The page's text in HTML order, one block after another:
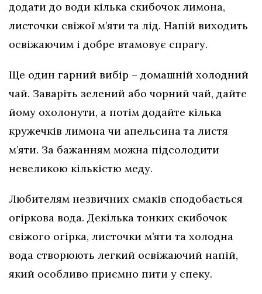
додати до води кілька скибочок лимона,
листочки свіжої м’яти та лід. Напій виходить
освіжаючим і добре втамовує спрагу.
Ще один гарний вибір – домашній холодний
чай. Заваріть зелений або чорний чай, дайте
йому охолонути, а потім додайте кілька
кружечків лимона чи апельсина та листя
м’яти. За бажанням можна підсолодити
невеликою кількістю меду.
Любителям незвичних смаків сподобається
огіркова вода. Декілька тонких скибочок
свіжого огірка, листочки м’яти та холодна
вода створюють легкий освіжаючий напій,
який особливо приємно пити у спеку.